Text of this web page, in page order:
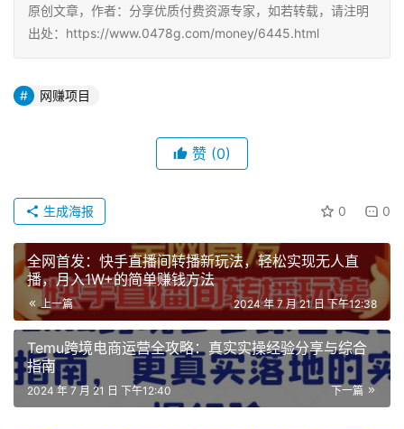
原创文章，作者：分享优质付费资源专家，如若转载，请注明
出处：https://www.0478g.com/money/6445.html
网赚项目
赞 (0)
0 0
生成海报
全网首发：快手直播间转播新玩法，轻松实现无人直
播，月入1W+的简单赚钱方法
上一篇 2024 年 7 月 21 日 下午12:38
Temu跨境电商运营全攻略：真实实操经验分享与综合
指南
下一篇
2024 年 7 月 21 日 下午12:40